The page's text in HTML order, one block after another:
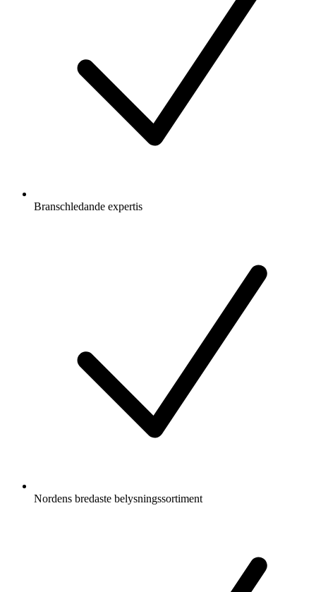
Branschledande expertis
Nordens bredaste belysningssortiment